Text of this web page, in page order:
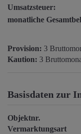
Umsatzsteuer:
monatliche
Provision: 3
Kaution: 3
Basisdaten zur
Objektnr.
Vermarktungsart